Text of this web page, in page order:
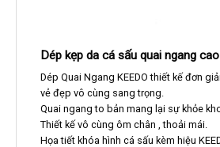
Dép kẹp da cá sấu quai ngang
Dép Quai Ngang KEEDO thiết kế đơn
vẻ đẹp vô cùng sang trọng.
Quai ngang to bản mang lại sự khỏe
Thiết kế vô cùng ôm chân , thoải mái.
Họa tiết khóa hình cá sấu kèm hiệu